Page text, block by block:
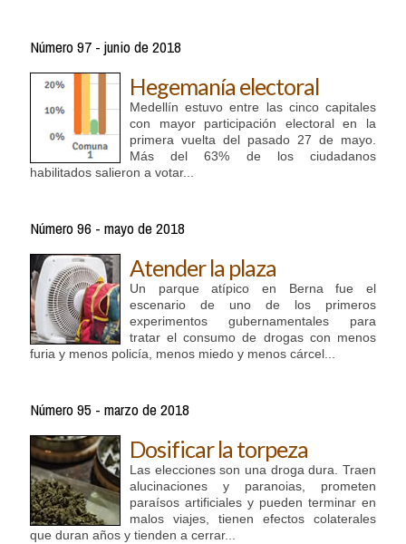
Número 97 - junio de 2018
Hegemanía electoral
Medellín estuvo entre las cinco capitales
con mayor participación electoral en la
primera vuelta del pasado 27 de mayo.
Más del 63% de los ciudadanos
habilitados salieron a votar...
Número 96 - mayo de 2018
Atender la plaza
Un parque atípico en Berna fue el
escenario de uno de los primeros
experimentos gubernamentales para
tratar el consumo de drogas con menos
furia y menos policía, menos miedo y menos cárcel...
Número 95 - marzo de 2018
Dosificar la torpeza
Las elecciones son una droga dura. Traen
alucinaciones y paranoias, prometen
paraísos artificiales y pueden terminar en
malos viajes, tienen efectos colaterales
que duran años y tienden a cerrar...